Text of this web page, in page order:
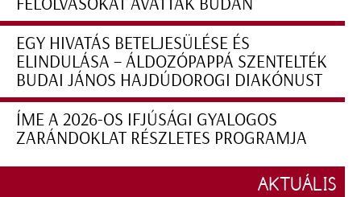
EGY HIVATÁS BETELJESÜLÉSE ÉS
ELINDULÁSA – ÁLDOZÓPAPPÁ SZENTELTÉK
BUDAI JÁNOS HAJDÚDOROGI DIAKÓNUST
ÍME A 2026-OS IFJÚSÁGI GYALOGOS
ZARÁNDOKLAT RÉSZLETES PROGRAMJA
AKTUÁLIS